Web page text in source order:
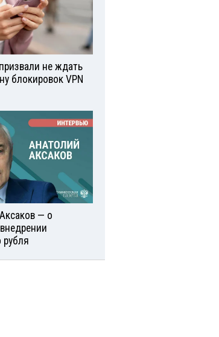
не ждать
блокировок VPN
— о
рубля